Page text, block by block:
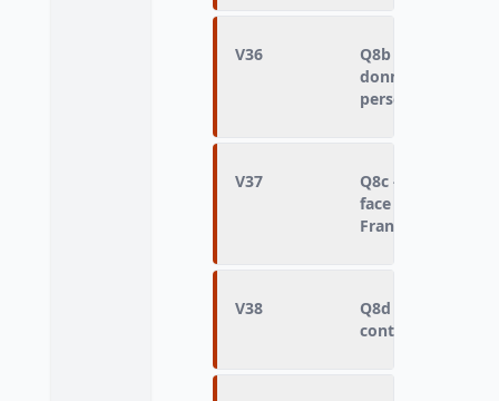
V36
Q8b -
donne un niveau
personnes âgées
V37
Q8c -
face aux
France
V38
Q8d -
contre la